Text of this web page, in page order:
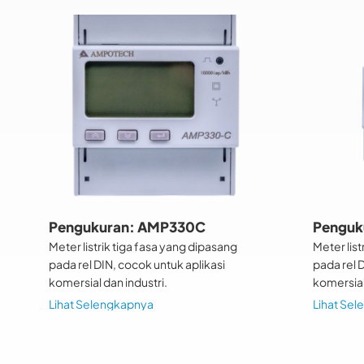
Pengukuran: AMP330C
Meter listrik tiga fasa yang dipasang
pada rel DIN, cocok untuk aplikasi
komersial dan industri.
Lihat Selengkapnya
Meter
pada rel
Lihat